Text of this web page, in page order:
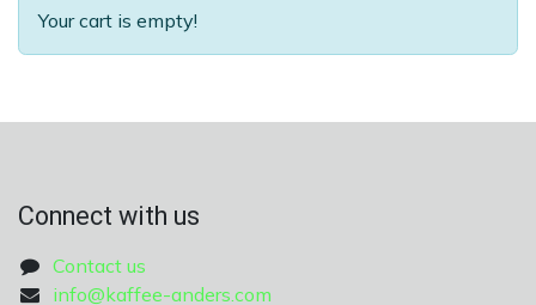
Your cart is empty!
Connect with us
Contact us
info@kaffee-anders.com